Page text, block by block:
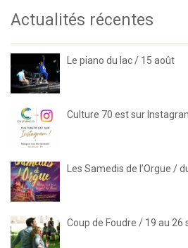
Actualités récentes
Le piano du lac / 15 août
Culture 70 est sur
Les Samedis de l’Orgue /
Coup de Foudre / 19 au 26